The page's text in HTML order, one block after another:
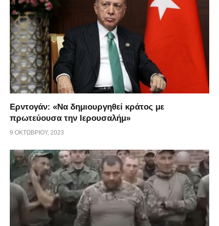
Ερντογάν: «Να δημιουργηθεί κράτος με
πρωτεύουσα την Ιερουσαλήμ»
9 ΟΚΤΩΒΡΊΟΥ, 2023